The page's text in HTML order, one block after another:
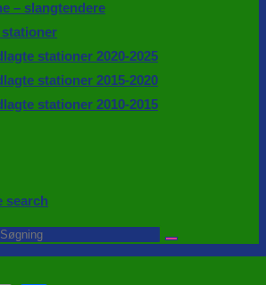
– slangtendere
stationer 2020-2025
stationer 2015-2020
stationer 2010-2015
search